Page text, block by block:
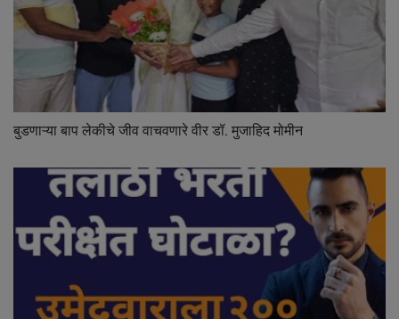
बुडणाऱ्या बाप लेकीचे जीव वाचवणारे वीर डॉ. मुजाहिद मोमीन